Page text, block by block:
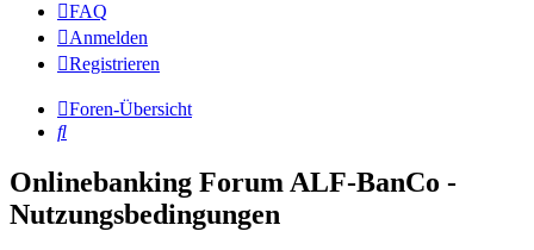
FAQ
Anmelden
Registrieren
Foren-Übersicht
Suche
Onlinebanking Forum ALF-BanCo -
Nutzungsbedingungen